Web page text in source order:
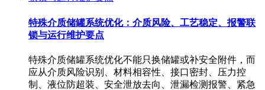
特殊介质储罐系统优化：介质风险、工艺稳定、报警联
锁与运行维护要点
特殊介质储罐系统优化不能只换储罐或补安全附件，而
应从介质风险识别、材料相容性、接口密封、压力控
制、液位防超装、安全泄放去向、泄漏检测报警、紧急